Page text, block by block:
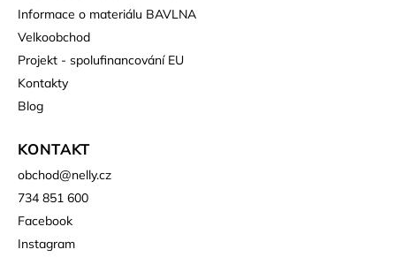
Informace o materiálu BAVLNA
Velkoobchod
Projekt - spolufinancování EU
Kontakty
Blog
KONTAKT
obchod@nelly.cz
734 851 600
Facebook
Instagram